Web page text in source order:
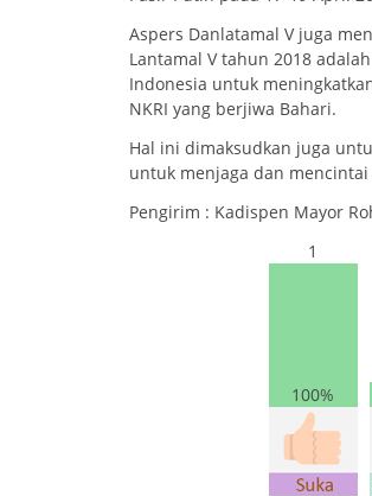
Aspers Danlatamal V juga
Lantamal V tahun 2018
Indonesia untuk
NKRI yang berjiwa Bahari.
Hal ini dimaksudkan juga
untuk menjaga dan
Pengirim : Kadispen Mayor
1
100%